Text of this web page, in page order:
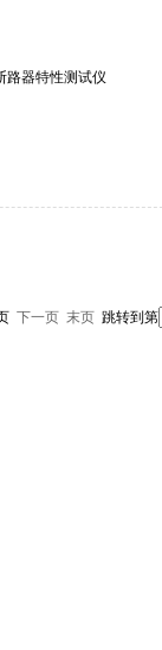
路器特性测试仪
下一页 末页 跳转到第